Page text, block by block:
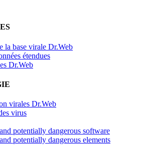
la base virale Dr.Web
étendues
Dr.Web
virales Dr.Web
virus
potentially dangerous software
potentially dangerous elements